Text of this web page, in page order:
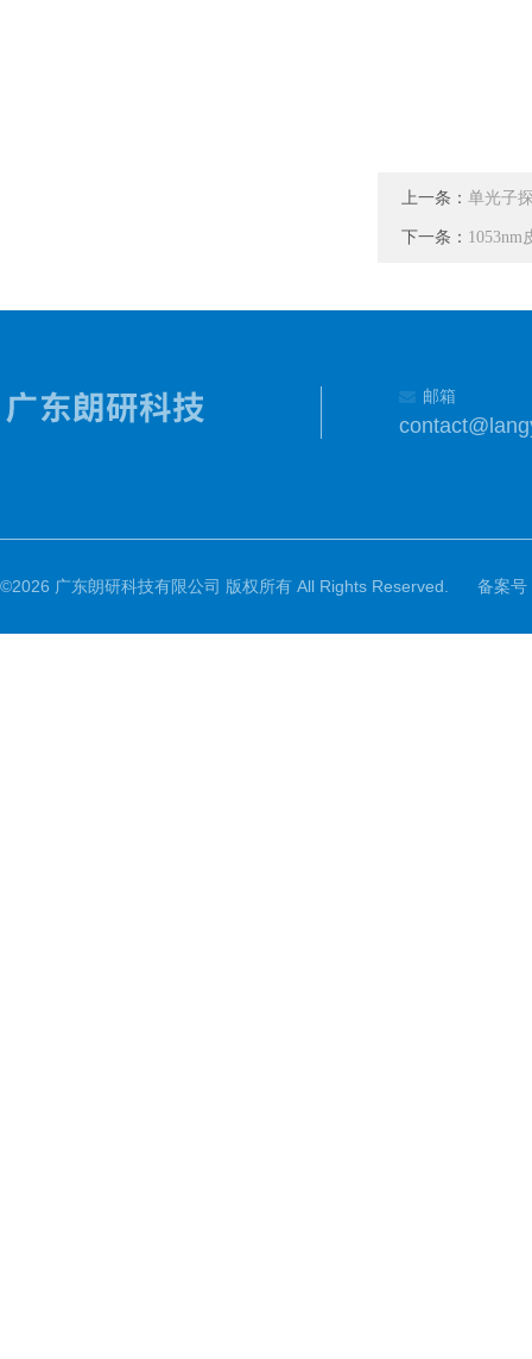
上一条： 单光子
下一条： 1053nm
邮箱
©2026 广东朗研科技有限公司 版权所有 All Rights Reserved. 备案号